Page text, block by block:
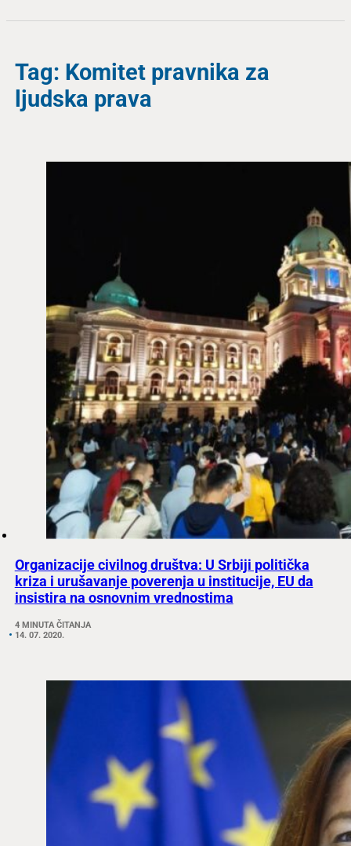
Tag: Komitet pravnika za
ljudska prava
Organizacije civilnog društva: U Srbiji politička
kriza i urušavanje poverenja u institucije, EU da
insistira na osnovnim vrednostima
4 MINUTA ČITANJA
14. 07. 2020.